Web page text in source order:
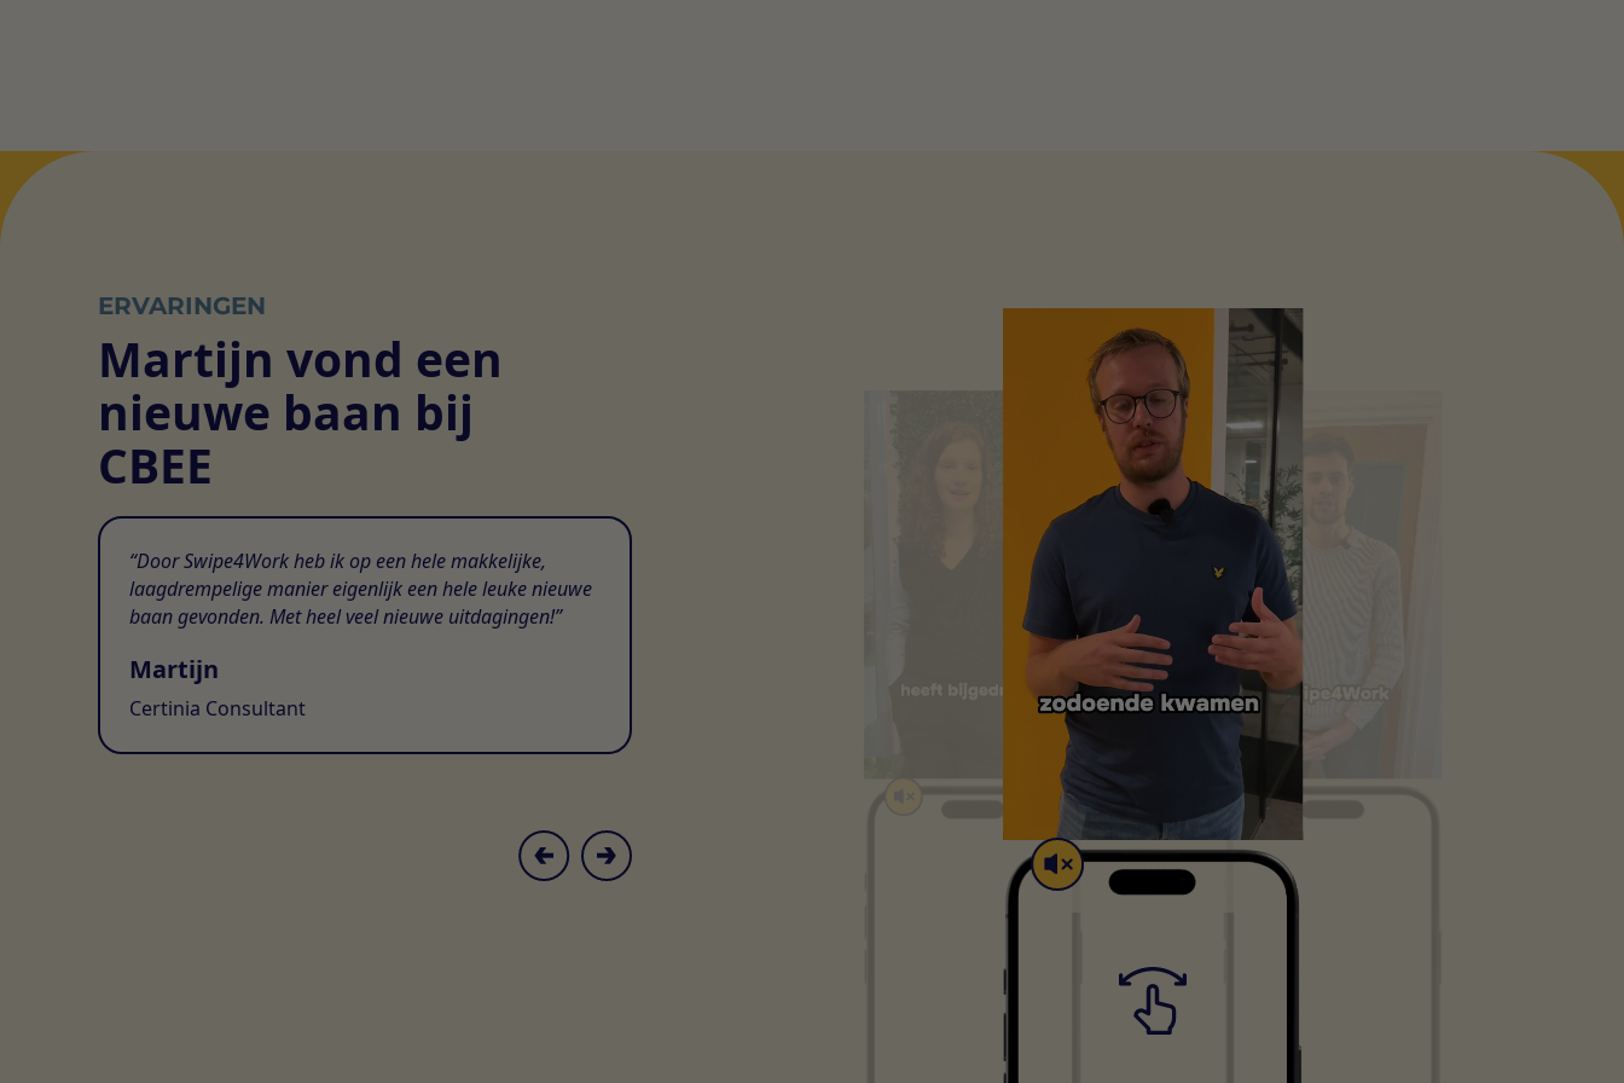
ERVARINGEN
Martijn vond een
nieuwe baan bij
CBEE
Door Swipe4Work heb ik op een hele makkelijke,
laagdrempelige manier eigenlijk een hele leuke nieuwe
baan gevonden. Met heel veel nieuwe uitdagingen!
Martijn
Certinia Consultant